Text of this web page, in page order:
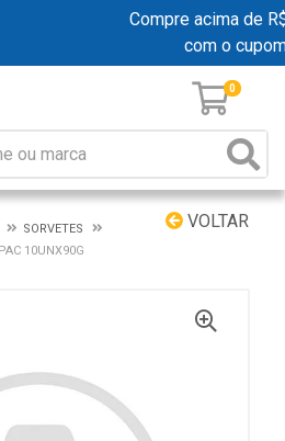
Compre acima de
com o
0
VOLTAR
SORVETES
10UNX90G